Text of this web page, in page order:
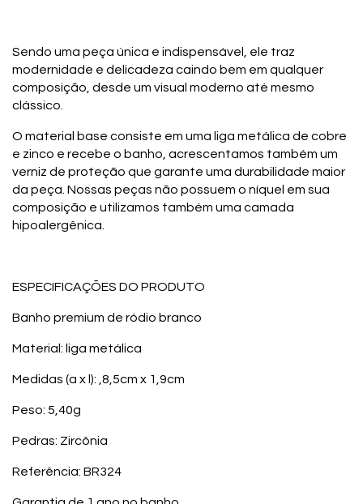
Sendo uma peça única e indispensável, ele traz
modernidade e delicadeza caindo bem em qualquer
composição, desde um visual moderno até mesmo
clássico.
O material base consiste em uma liga metálica de cobre
e zinco e recebe o banho, acrescentamos também um
verniz de proteção que garante uma durabilidade maior
da peça. Nossas peças não possuem o níquel em sua
composição e utilizamos também uma camada
hipoalergênica.
ESPECIFICAÇÕES DO PRODUTO
Banho premium de ródio branco
Material: liga metálica
Medidas (a x l): ,8,5cm x 1,9cm
Peso: 5,40g
Pedras: Zircônia
Referência: BR324